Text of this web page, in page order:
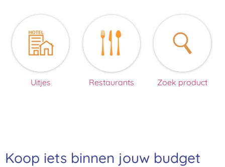
Uitjes Restaurants Zoek product
Koop iets binnen jouw budget